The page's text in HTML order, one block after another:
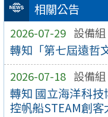
相關公告
2026-07-29 設備組
轉知「第七屆遠哲
2026-07-18 設備組
轉知 國立海洋科
控帆船STEAM創